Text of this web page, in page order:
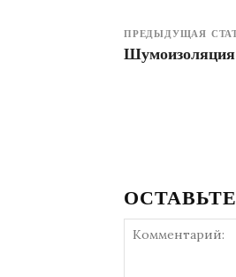
ПРЕДЫДУЩАЯ